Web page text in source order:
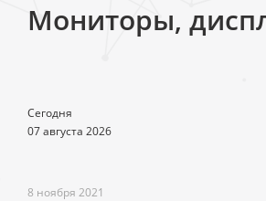
Мониторы,
Сегодня
07 августа 2026
8 ноября 2021